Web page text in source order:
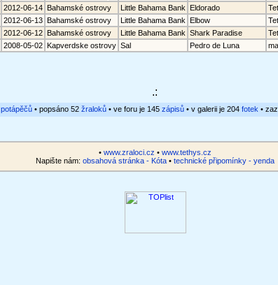
2012-06-14 Bahamské ostrovy Little Bahama Bank Eldorado
2012-06-13 Bahamské ostrovy Little Bahama Bank Elbow
2012-06-12 Bahamské ostrovy Little Bahama Bank Shark Paradise
2008-05-02 Kapverdske ostrovy Sal Pedro de Luna
.:
potápěčů • popsáno 52 žraloků • ve foru je 145 zápisů • v galerii je 204 fotek •
• www.zraloci.cz • www.tethys.cz
Napište nám: obsahová stránka - Kóta • technické připomínky - yenda